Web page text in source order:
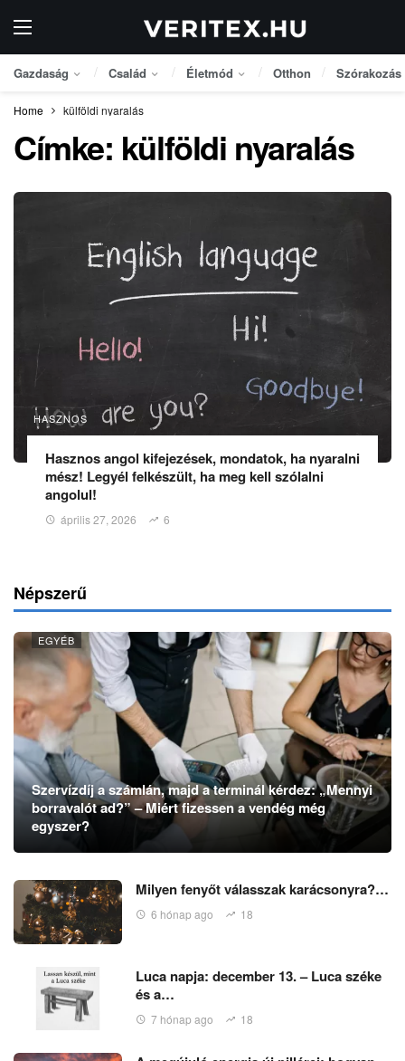
Gazdaság Család Életmód Otthon Szórakozás
Home külföldi nyaralás
Címke: külföldi nyaralás
HASZNOS
Hasznos angol kifejezések, mondatok, ha nyaralni
mész! Legyél felkészült, ha meg kell szólalni
angolul!
április 27, 2026 6
Népszerű
EGYÉB
Szervízdíj a számlán, majd a terminál kérdez: „Mennyi
borravalót ad?” – Miért fizessen a vendég még
egyszer?
Milyen fenyőt válasszak karácsonyra?…
6 hónap ago 18
Luca napja: december 13. – Luca széke
és a…
7 hónap ago 18